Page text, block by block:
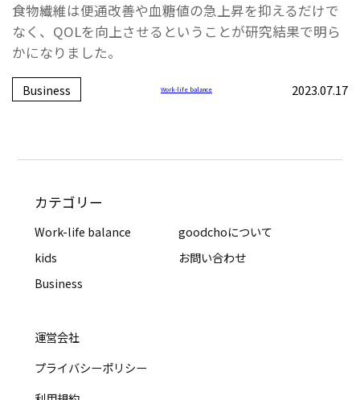
食物繊維は便通改善や血糖値の急上昇を抑えるだけで
なく、QOLを向上させるということが研究結果で明ら
かになりました。
Business Work-life balance 2023.07.17
カテゴリー
Work-life balance
goodchoについて
kids
お問い合わせ
Business
運営会社
プライバシーポリシー